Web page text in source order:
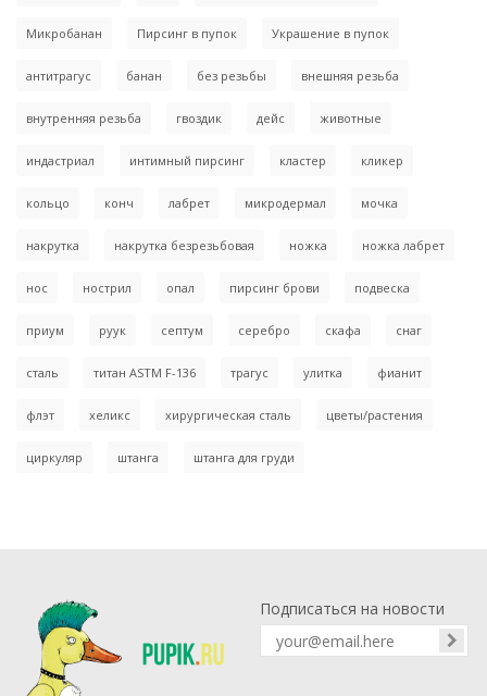
Микробанан Пирсинг в пупок Украшение в пупок
антитрагус банан без резьбы внешняя резьба
внутренняя резьба гвоздик дейс животные
индастриал интимный пирсинг кластер кликер
кольцо конч лабрет микродермал мочка
накрутка накрутка безрезьбовая ножка ножка лабрет
нос нострил опал пирсинг брови подвеска
приум руук септум серебро скафа снаг
сталь титан ASTM F-136 трагус улитка фианит
флэт хеликс хирургическая сталь цветы/растения
циркуляр штанга штанга для груди
Подписаться на новости